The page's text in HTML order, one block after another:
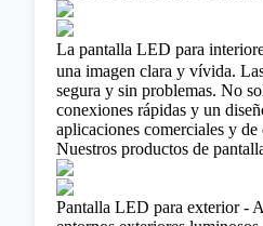
La pantalla LED para
una imagen clara y vívida.
segura y sin problemas. No
conexiones rápidas y un
aplicaciones comerciales y de
Nuestros productos de
Pantalla LED para exterior -